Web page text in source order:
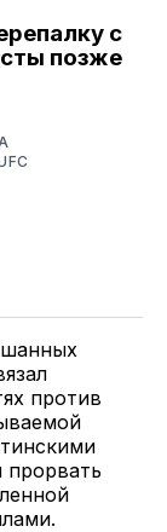
с
позже
против
прорвать